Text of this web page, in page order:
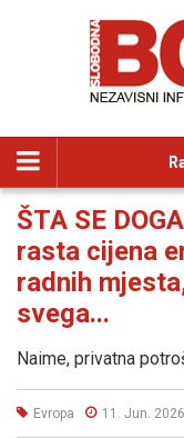
ŠTA SE
rasta cijena
radnih
svega...
Naime, privatna
Evropa 11. Jun. 2026